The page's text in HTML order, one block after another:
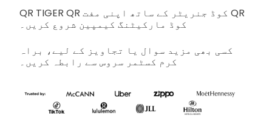
QR TIGER QR کوڈ جنریٹر کے ساتھ اپنی مفت QR
کوڈ مارکیٹنگ کیمپین شروع کریں۔
کسی بھی مزید سوال یا تجاویز کے لیے، براہ
کرم کسٹمر سروس سے رابطہ کریں۔